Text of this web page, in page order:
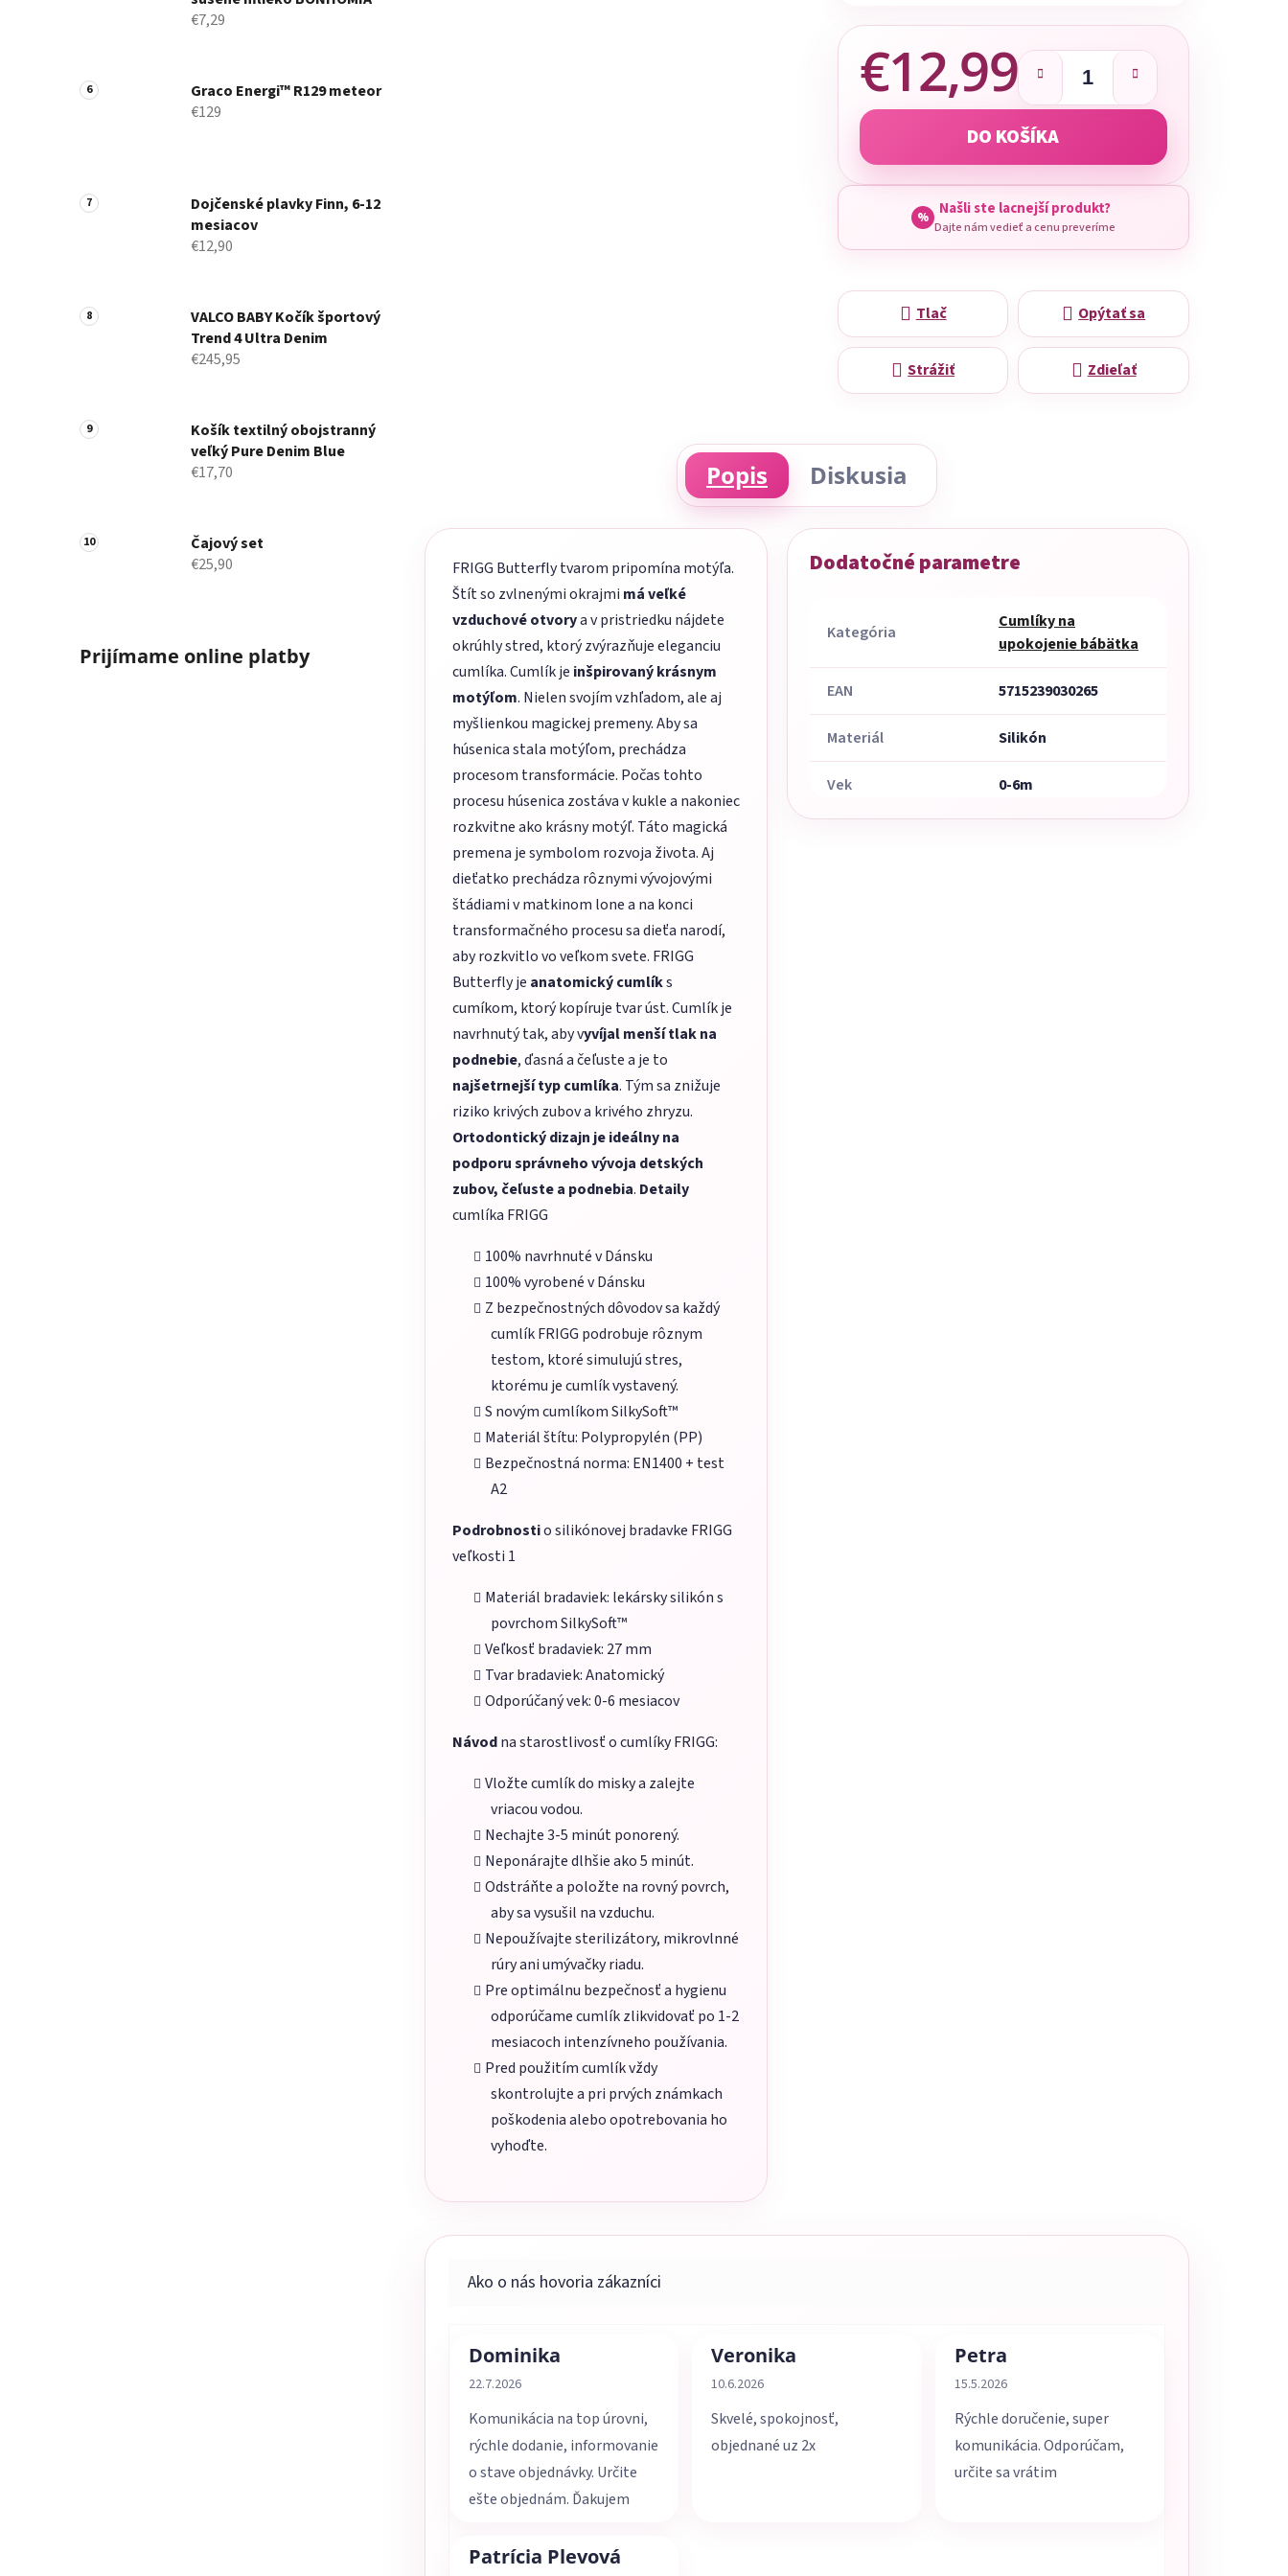
€7,29
Graco Energi™ R129 meteor
€129
Dojčenské plavky Finn, 6-12
mesiacov
€12,90
VALCO BABY Kočík športový
Trend 4 Ultra Denim
€245,95
Košík textilný obojstranný
veľký Pure Denim Blue
€17,70
Čajový set
€25,90
Prijímame online platby
€12,99
Jednotková cena:
DO KOŠÍKA
% Našli ste lacnejší produkt?
Dajte nám vedieť a cenu preveríme
Tlač Opýtať sa
Strážiť Zdieľať
Popis Diskusia
FRIGG Butterfly tvarom pripomína motýľa.
Štít so zvlnenými okrajmi má veľké
vzduchové otvorya v pristriedku nájdete
okrúhly stred, ktorý zvýrazňuje eleganciu
cumlíka. Cumlík je inšpirovaný krásnym
motýľom. Nielen svojím vzhľadom, ale aj
myšlienkou magickej premeny. Aby sa
húsenica stala motýľom, prechádza
procesom transformácie. Počas tohto
procesu húsenica zostáva v kukle a nakoniec
rozkvitne ako krásny motýľ. Táto magická
premena je symbolom rozvoja života. Aj
dieťatko prechádza rôznymi vývojovými
štádiami v matkinom lone a na konci
transformačného procesu sa dieťa narodí,
aby rozkvitlo vo veľkom svete. FRIGG
Butterfly je anatomický cumlíks
cumíkom, ktorý kopíruje tvar úst. Cumlík je
navrhnutý tak, aby vyvíjal menší tlak na
podnebie, ďasná a čeľuste a je to
najšetrnejší typ cumlíka. Tým sa znižuje
riziko krivých zubov a krivého zhryzu.
Ortodontický dizajn je ideálny na
podporu správneho vývoja detských
zubov, čeľuste a podnebia. Detaily
cumlíka FRIGG
100% navrhnuté v Dánsku
100% vyrobené v Dánsku
Z bezpečnostných dôvodov sa každý
cumlík FRIGG podrobuje rôznym
testom, ktoré simulujú stres,
ktorému je cumlík vystavený.
S novým cumlíkom SilkySoft™
Materiál štítu: Polypropylén (PP)
Bezpečnostná norma: EN1400 + test
A2
Podrobnostio silikónovej bradavke FRIGG
veľkosti 1
Materiál bradaviek: lekársky silikón s
povrchom SilkySoft™
Veľkosť bradaviek: 27 mm
Tvar bradaviek: Anatomický
Odporúčaný vek: 0-6 mesiacov
Návodna starostlivosť o cumlíky FRIGG:
Vložte cumlík do misky a zalejte
vriacou vodou.
Nechajte 3-5 minút ponorený.
Neponárajte dlhšie ako 5 minút.
Odstráňte a položte na rovný povrch,
aby sa vysušil na vzduchu.
Nepoužívajte sterilizátory, mikrovlnné
rúry ani umývačky riadu.
Pre optimálnu bezpečnosť a hygienu
odporúčame cumlík zlikvidovať po 1-2
mesiacoch intenzívneho používania.
Pred použitím cumlík vždy
skontrolujte a pri prvých známkach
poškodenia alebo opotrebovania ho
vyhoďte.
Dodatočné parametre
Kategória
Cumlíky na
upokojenie bábätka
EAN 5715239030265
Materiál Silikón
Vek 0-6m
Dominika
Hodnotenie obchodu je 5 z 5 hviezdičiek.
22.7.2026
Komunikácia na top úrovni,
rýchle dodanie, informovanie
o stave objednávky. Určite
ešte objednám. Ďakujem
Veronika
Hodnotenie obchodu je 5 z 5 hviezdičiek.
10.6.2026
Skvelé, spokojnosť,
objednané uz 2x
Petra
Hodnotenie obchodu je 5 z 5 hviezdičiek.
15.5.2026
Rýchle doručenie, super
komunikácia. Odporúčam,
určite sa vrátim
Patrícia Plevová